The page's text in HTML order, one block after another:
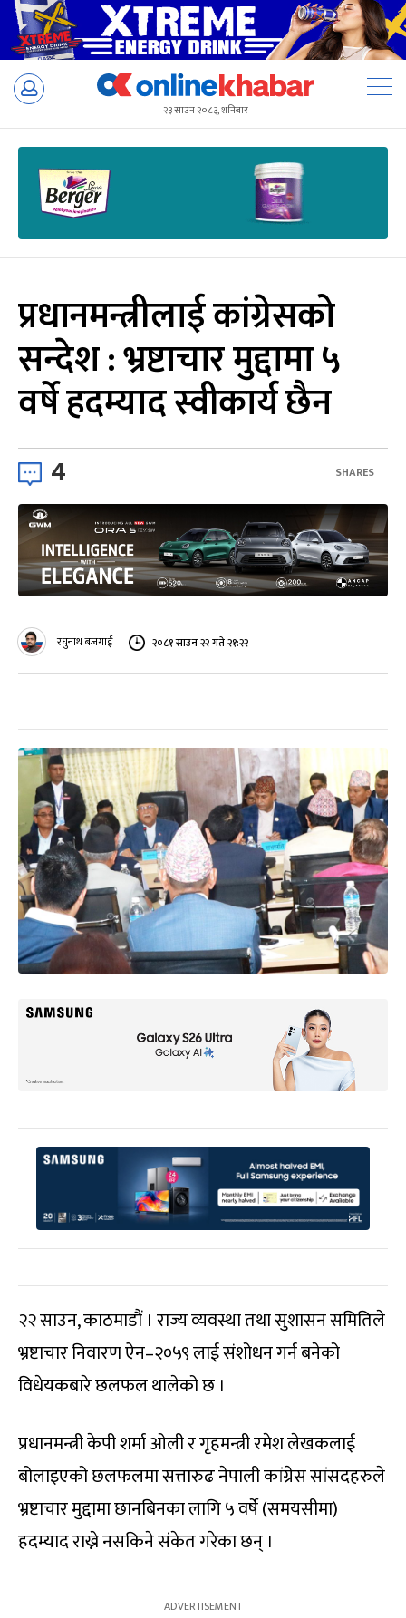
Skip
२३ साउन २०८३, शनिबार
प्रधानमन्त्रीलाई कांग्रेसको
सन्देश : भ्रष्टाचार मुद्दामा ५
वर्षे हदम्याद स्वीकार्य छैन
4 SHARES
रघुनाथ बजगाईं २०८१ साउन २२ गते २१:२२
२२ साउन, काठमाडौं । राज्य व्यवस्था तथा सुशासन समितिले
भ्रष्टाचार निवारण ऐन–२०५९ लाई संशोधन गर्न बनेको
विधेयकबारे छलफल थालेको छ ।
प्रधानमन्त्री केपी शर्मा ओली र गृहमन्त्री रमेश लेखकलाई
बोलाइएको छलफलमा सत्तारुढ नेपाली कांग्रेस सांसदहरुले
भ्रष्टाचार मुद्दामा छानबिनका लागि ५ वर्षे (समयसीमा)
हदम्याद राख्ने नसकिने संकेत गरेका छन् ।